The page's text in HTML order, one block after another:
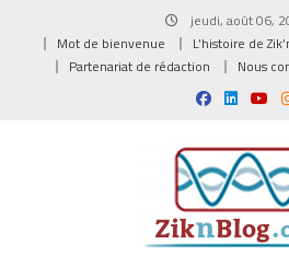
jeudi, août 06,
Mot de bienvenue
L’histoire de
Partenariat de rédaction
Nous